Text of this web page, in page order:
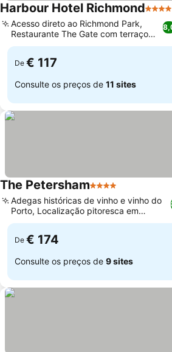
Harbour Hotel Richmond4
Acesso direto ao Richmond Park,
Restaurante The Gate com terraço
ajardinado
De € 117
Consulte os preços de 11 sites
The Petersham4 Estrelas
Adegas históricas de vinho e vinho do
Porto, Localização pitoresca em
Richmond Hill
De € 174
Consulte os preços de 9 sites